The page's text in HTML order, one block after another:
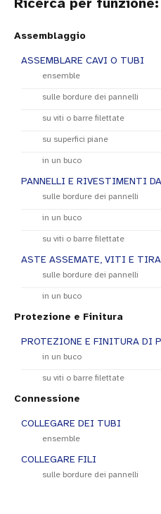
Supporti
versatili quando si
un'ampia gamma di
diametri. Le fascette
autobloccante, che è
chiudere, e facilita il
durante la durata di
fascette in plastica
montate sui bordi del
Assemblaggio
ASSEMBLARE CAVI O TUBI
ensemble
sulle bordure dei pannelli
su viti o barre filettate
su superfici piane
in un buco
PANNELLI E RIVESTIMENTI
sulle bordure dei pannelli
in un buco
su viti o barre filettate
ASTE ASSEMATE, VITI E
sulle bordure dei pannelli
in un buco
Protezione e Finitura
PROTEZIONE E FINITURA DI
in un buco
su viti o barre filettate
Connessione
COLLEGARE DEI TUBI
ensemble
COLLEGARE FILI
sulle bordure dei pannelli